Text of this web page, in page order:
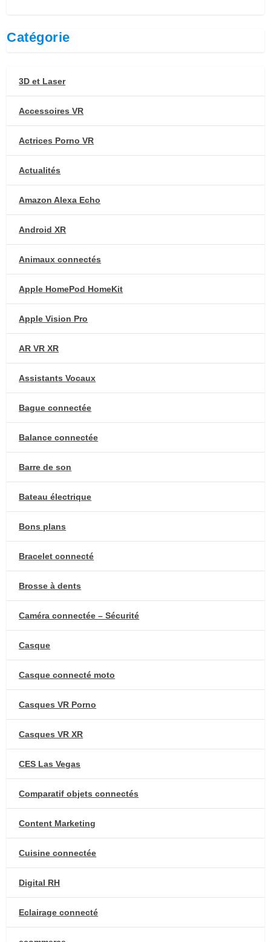
Catégorie
3D et Laser
Accessoires VR
Actrices Porno VR
Actualités
Amazon Alexa Echo
Android XR
Animaux connectés
Apple HomePod HomeKit
Apple Vision Pro
AR VR XR
Assistants Vocaux
Bague connectée
Balance connectée
Barre de son
Bateau électrique
Bons plans
Bracelet connecté
Brosse à dents
Caméra connectée – Sécurité
Casque
Casque connecté moto
Casques VR Porno
Casques VR XR
CES Las Vegas
Comparatif objets connectés
Content Marketing
Cuisine connectée
Digital RH
Eclairage connecté